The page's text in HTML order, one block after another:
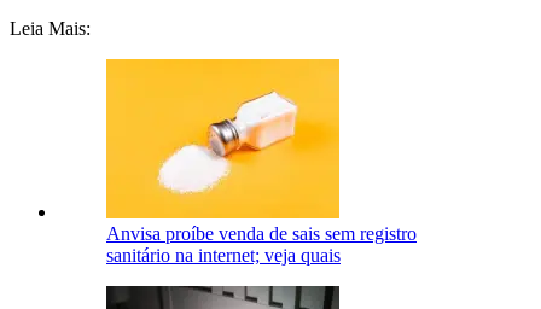
Leia Mais:
Anvisa proíbe venda de sais sem registro
sanitário na internet; veja quais